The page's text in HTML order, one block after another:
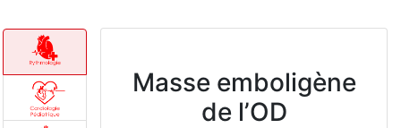
Masse emboligène
de l’OD